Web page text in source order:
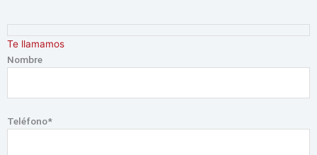
contenido
Te llamamos
Nombre
Teléfono*
4
p
r
9
r
8
r